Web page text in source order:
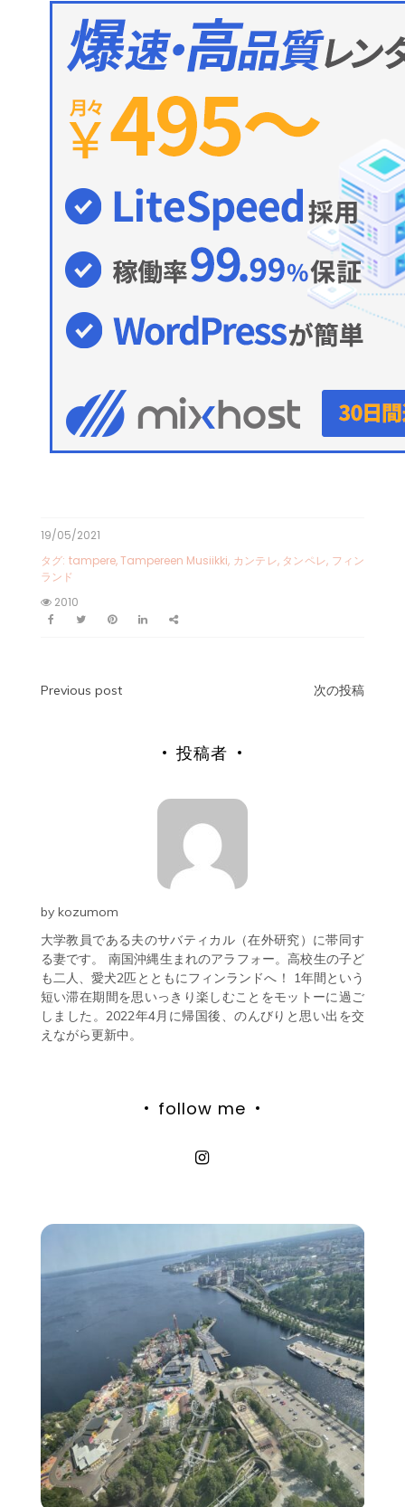
19/05/2021
タグ: tampere,Tampereen Musiikki, カンテレ, タンペレ, フィン
ランド
2010
Previous post 次の投稿
投稿者
by kozumom
大学教員である夫のサバティカル（在外研究）に帯同す
る妻です。 南国沖縄生まれのアラフォー。高校生の子ど
も二人、愛犬2匹とともにフィンランドへ！ 1年間という
短い滞在期間を思いっきり楽しむことをモットーに過ご
しました。2022年4月に帰国後、のんびりと思い出を交
えながら更新中。
follow me